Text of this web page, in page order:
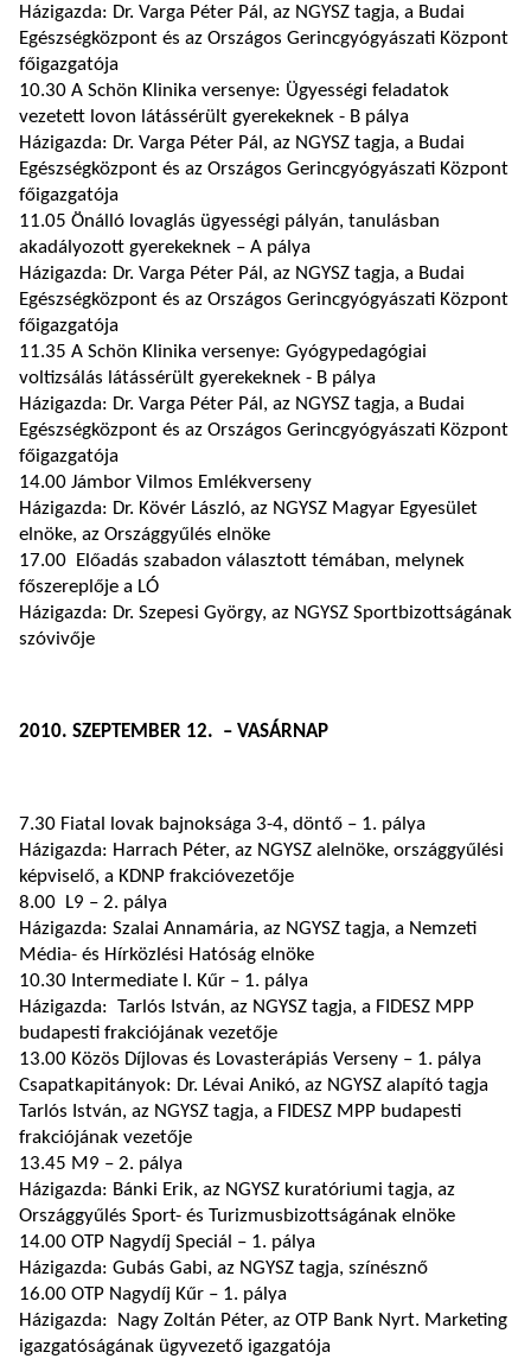
Házigazda: Dr. Varga Péter Pál, az NGYSZ tagja, a Budai
Egészségközpont és az Országos Gerincgyógyászati Központ
főigazgatója
10.30 A Schön Klinika versenye: Ügyességi feladatok
vezetett lovon látássérült gyerekeknek - B pálya
Házigazda: Dr. Varga Péter Pál, az NGYSZ tagja, a Budai
Egészségközpont és az Országos Gerincgyógyászati Központ
főigazgatója
11.05 Önálló lovaglás ügyességi pályán, tanulásban
akadályozott gyerekeknek – A pálya
Házigazda: Dr. Varga Péter Pál, az NGYSZ tagja, a Budai
Egészségközpont és az Országos Gerincgyógyászati Központ
főigazgatója
11.35 A Schön Klinika versenye: Gyógypedagógiai
voltizsálás látássérült gyerekeknek - B pálya
Házigazda: Dr. Varga Péter Pál, az NGYSZ tagja, a Budai
Egészségközpont és az Országos Gerincgyógyászati Központ
főigazgatója
14.00 Jámbor Vilmos Emlékverseny
Házigazda: Dr. Kövér László, az NGYSZ Magyar Egyesület
elnöke, az Országgyűlés elnöke
17.00 Előadás szabadon választott témában, melynek
főszereplője a LÓ
Házigazda: Dr. Szepesi György, az NGYSZ Sportbizottságának
szóvivője
2010. SZEPTEMBER 12. – VASÁRNAP
7.30 Fiatal lovak bajnoksága 3-4, döntő – 1. pálya
Házigazda: Harrach Péter, az NGYSZ alelnöke, országgyűlési
képviselő, a KDNP frakcióvezetője
8.00 L9 – 2. pálya
Házigazda: Szalai Annamária, az NGYSZ tagja, a Nemzeti
Média- és Hírközlési Hatóság elnöke
10.30 Intermediate I. Kűr – 1. pálya
Házigazda: Tarlós István, az NGYSZ tagja, a FIDESZ MPP
budapesti frakciójának vezetője
13.00 Közös Díjlovas és Lovasterápiás Verseny – 1. pálya
Csapatkapitányok: Dr. Lévai Anikó, az NGYSZ alapító tagja
Tarlós István, az NGYSZ tagja, a FIDESZ MPP budapesti
frakciójának vezetője
13.45 M9 – 2. pálya
Házigazda: Bánki Erik, az NGYSZ kuratóriumi tagja, az
Országgyűlés Sport- és Turizmusbizottságának elnöke
14.00 OTP Nagydíj Speciál – 1. pálya
Házigazda: Gubás Gabi, az NGYSZ tagja, színésznő
16.00 OTP Nagydíj Kűr – 1. pálya
Házigazda: Nagy Zoltán Péter, az OTP Bank Nyrt. Marketing
igazgatóságának ügyvezető igazgatója